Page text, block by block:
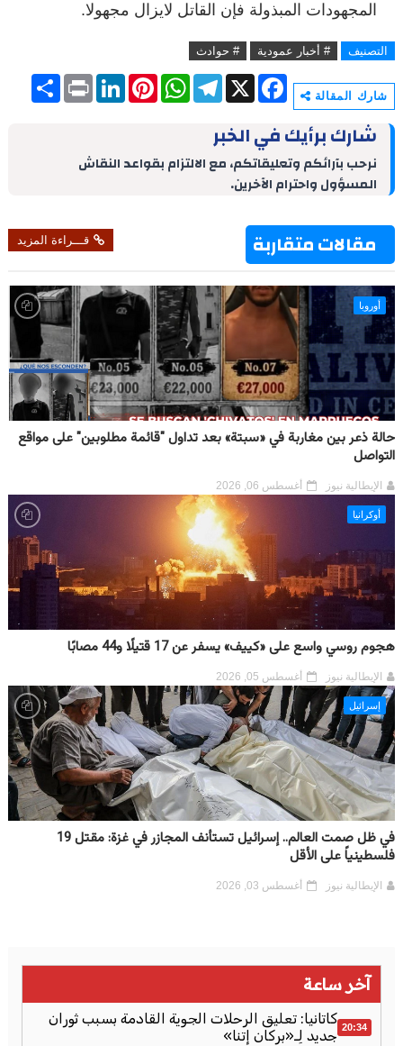
المجهودات المبذولة فإن القاتل لايزال مجهولا.
التصنيف # أخبار عمودية # حوادث
شارك المقالة
S
h
P
r
L
I
P
e
W
h
p
T
e
g
a
X
F
a
b
o
k
شارك برأيك في الخبر
نرحب بآرائكم وتعليقاتكم، مع الالتزام بقواعد النقاش
المسؤول واحترام الآخرين.
مقالات متقاربة قـــراءة المزيد
أوروبا
حالة ذعر بين مغاربة في «سبتة» بعد تداول "قائمة مطلوبين" على مواقع
التواصل
الإيطالية نيوز أغسطس 06, 2026
أوكرانيا
هجوم روسي واسع على «كييف» يسفر عن 17 قتيلًا و44 مصابًا
الإيطالية نيوز أغسطس 05, 2026
إسرائيل
في ظل صمت العالم.. إسرائيل تستأنف المجازر في غزة: مقتل 19
فلسطينياً على الأقل
الإيطالية نيوز أغسطس 03, 2026
آخر ساعة
20:34 كاتانيا: تعليق الرحلات الجوية القادمة بسبب ثوران
جديد لِـ«بركان إتنا»